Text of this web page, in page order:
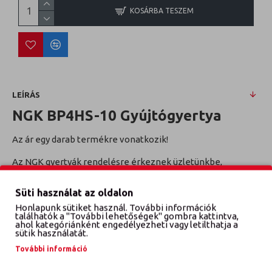
KOSÁRBA TESZEM
LEÍRÁS
NGK BP4HS-10 Gyújtógyertya
Az ár egy darab termékre vonatkozik!
Az NGK gyertyák rendelésre érkeznek üzletünkbe,
következő munkanapon.
TECDOC Cikkszám: 5011
Süti használat az oldalon
Honlapunk sütiket használ. További információk
találhatók a "További lehetőségek" gombra kattintva,
ahol kategóriánként engedélyezheti vagy letilthatja a
sütik használatát.
További információ